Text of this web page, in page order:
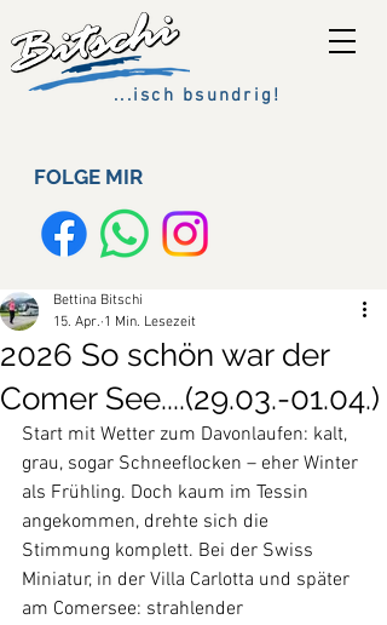
...isch bsundrig!
FOLGE MIR
2026 So schön war der
Comer See....(29.03.-01.04.)
Bettina Bitschi
15. Apr. 1 Min. Lesezeit
Start mit Wetter zum Davonlaufen: kalt,
grau, sogar Schneeflocken – eher Winter
als Frühling. Doch kaum im Tessin
angekommen, drehte sich die
Stimmung komplett. Bei der Swiss
Miniatur, in der Villa Carlotta und später
am Comersee: strahlender